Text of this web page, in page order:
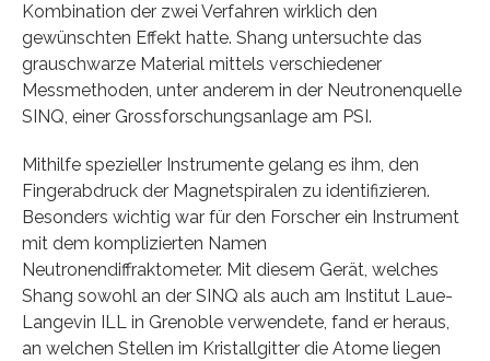
Kombination der zwei Verfahren wirklich den
gewünschten Effekt hatte. Shang untersuchte das
grauschwarze Material mittels verschiedener
Messmethoden, unter anderem in der Neutronenquelle
SINQ, einer Grossforschungsanlage am PSI.
Mithilfe spezieller Instrumente gelang es ihm, den
Fingerabdruck der Magnetspiralen zu identifizieren.
Besonders wichtig war für den Forscher ein Instrument
mit dem komplizierten Namen
Neutronendiffraktometer. Mit diesem Gerät, welches
Shang sowohl an der SINQ als auch am Institut Laue-
Langevin ILL in Grenoble verwendete, fand er heraus,
an welchen Stellen im Kristallgitter die Atome liegen